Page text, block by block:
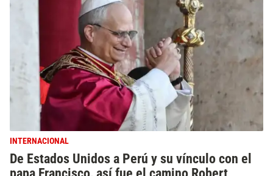
INTERNACIONAL
De Estados Unidos a Perú y su vínculo con el